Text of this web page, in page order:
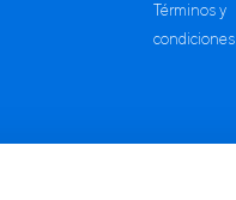
de mis datos personales.
Términos y
condiciones